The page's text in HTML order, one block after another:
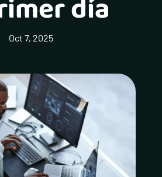
día
Oct 7, 2025